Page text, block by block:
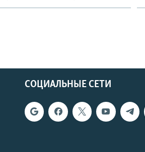
СОЦИАЛЬНЫЕ СЕТИ